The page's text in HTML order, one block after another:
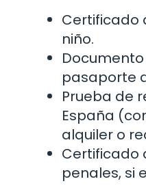
Certificado
niño.
pasaporte
Prueba de
España
alquiler o
Certificado
penales, si